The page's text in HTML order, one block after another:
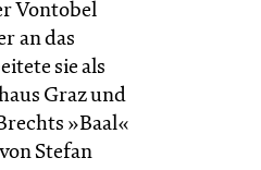
Vontobel
an das
sie als
Graz und
»Baal«
Stefan